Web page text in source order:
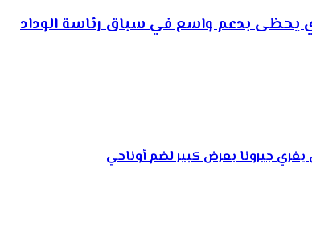
يحظى بدعم واسع في سباق رئاسة الوداد
جيرونا بعرض كبير لضم أوناحي